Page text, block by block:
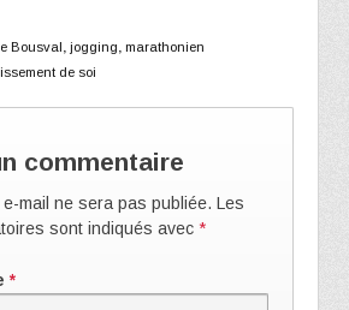
Bousval jogging marathonien
de soi
commentaire
mail ne sera pas publiée. Les
sont indiqués avec *
*